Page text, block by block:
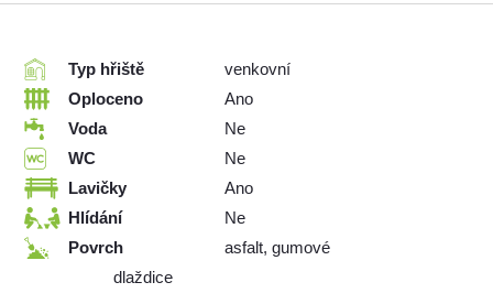
Typ hřiště
venkovní
Oploceno
Ano
Voda
Ne
WC
Ne
Lavičky
Ano
Hlídání
Ne
Povrch
asfalt, gumové
dlaždice